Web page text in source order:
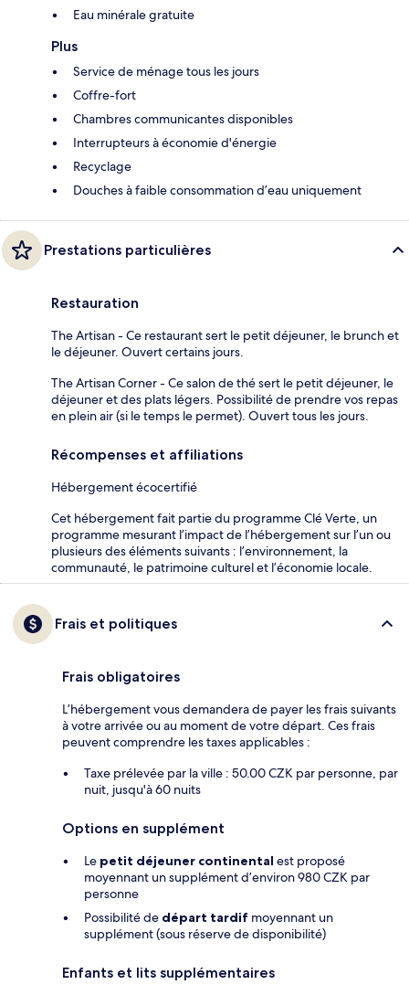
Eau minérale gratuite
Plus
Service de ménage tous les jours
Coffre-fort
Chambres communicantes disponibles
Interrupteurs à économie d'énergie
Recyclage
Douches à faible consommation d’eau uniquement
Prestations particulières
Restauration
The Artisan - Ce restaurant sert le petit déjeuner, le brunch et
le déjeuner. Ouvert certains jours.
The Artisan Corner - Ce salon de thé sert le petit déjeuner, le
déjeuner et des plats légers. Possibilité de prendre vos repas
en plein air (si le temps le permet). Ouvert tous les jours.
Récompenses et affiliations
Hébergement écocertifié
Cet hébergement fait partie du programme Clé Verte, un
programme mesurant l’impact de l’hébergement sur l’un ou
plusieurs des éléments suivants : l’environnement, la
communauté, le patrimoine culturel et l’économie locale.
Frais et politiques
Frais obligatoires
L’hébergement vous demandera de payer les frais suivants
à votre arrivée ou au moment de votre départ. Ces frais
peuvent comprendre les taxes applicables :
Taxe prélevée par la ville : 50.00 CZK par personne, par
nuit, jusqu'à 60 nuits
Options en supplément
Le petit déjeuner continental est proposé
moyennant un supplément d’environ 980 CZK par
personne
Possibilité de départ tardif moyennant un
supplément (sous réserve de disponibilité)
Enfants et lits supplémentaires